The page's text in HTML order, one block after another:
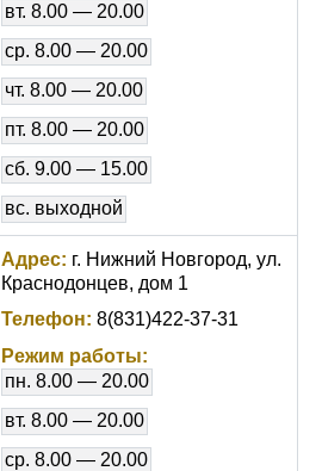
вт. 8.00 — 20.00
ср. 8.00 — 20.00
чт. 8.00 — 20.00
пт. 8.00 — 20.00
сб. 9.00 — 15.00
вс. выходной
Адрес: г. Нижний Новгород, ул.
Краснодонцев, дом 1
Телефон: 8(831)422-37-31
Режим работы:
пн. 8.00 — 20.00
вт. 8.00 — 20.00
ср. 8.00 — 20.00